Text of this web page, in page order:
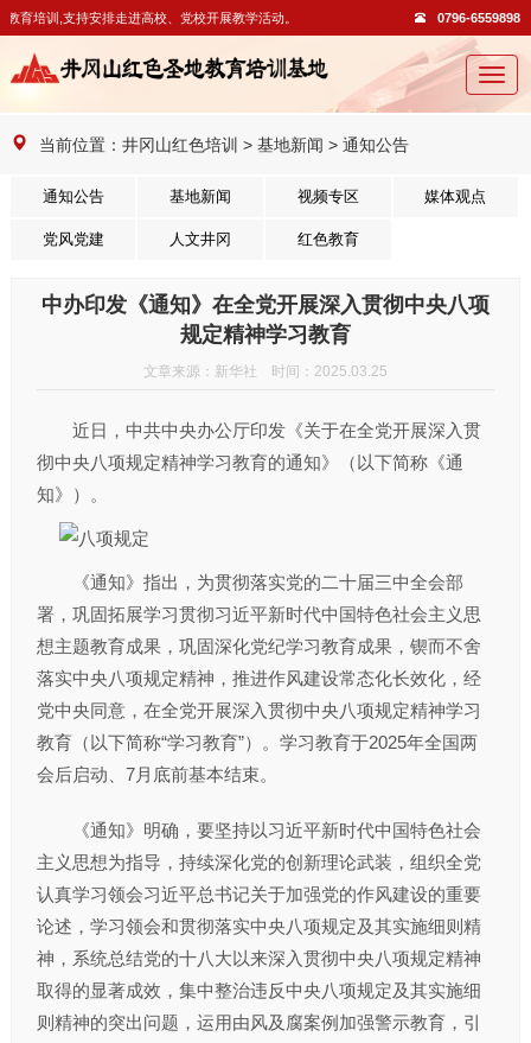
培训,支持安排走进高校、党校开展教学活动。 0796-6559898
切
换
当前位置： 井冈山红色培训 > 基地新闻 > 通知公告
通知公告 基地新闻 视频专区 媒体观点
党风党建 人文井冈 红色教育
中办印发《通知》在全党开展深入贯彻中央八项
规定精神学习教育
文章来源：新华社 时间：2025.03.25
近日，中共中央办公厅印发《关于在全党开展深入贯
彻中央八项规定精神学习教育的通知》（以下简称《通
知》）。
《通知》指出，为贯彻落实党的二十届三中全会部
署，巩固拓展学习贯彻习近平新时代中国特色社会主义思
想主题教育成果，巩固深化党纪学习教育成果，锲而不舍
落实中央八项规定精神，推进作风建设常态化长效化，经
党中央同意，在全党开展深入贯彻中央八项规定精神学习
教育（以下简称“学习教育”）。学习教育于2025年全国两
会后启动、7月底前基本结束。
《通知》明确，要坚持以习近平新时代中国特色社会
主义思想为指导，持续深化党的创新理论武装，组织全党
认真学习领会习近平总书记关于加强党的作风建设的重要
论述，学习领会和贯彻落实中央八项规定及其实施细则精
神，系统总结党的十八大以来深入贯彻中央八项规定精神
取得的显著成效，集中整治违反中央八项规定及其实施细
则精神的突出问题，运用由风及腐案例加强警示教育，引